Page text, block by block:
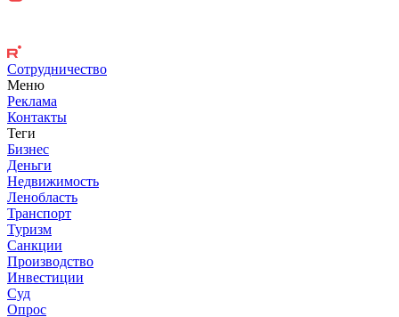
Сотрудничество
Меню
Реклама
Контакты
Теги
Бизнес
Деньги
Недвижимость
Ленобласть
Транспорт
Туризм
Санкции
Производство
Инвестиции
Суд
Опрос